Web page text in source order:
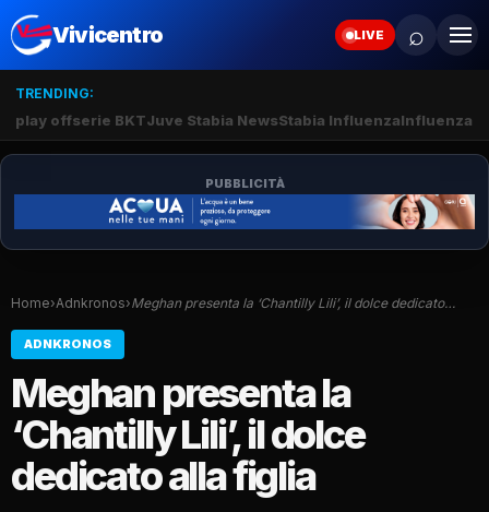
Vivicentro LIVE ⌕
TRENDING:
play offserie BKTJuve Stabia NewsStabia InfluenzaInfluenza
PUBBLICITÀ
Home›Adnkronos›Meghan presenta la ‘Chantilly Lili’, il dolce dedicato…
ADNKRONOS
Meghan presenta la
‘Chantilly Lili’, il dolce
dedicato alla figlia